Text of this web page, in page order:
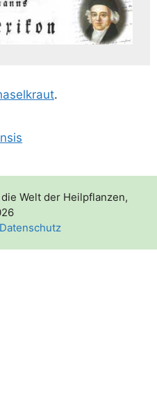
.
Welt der Heilpflanzen,
Datenschutz